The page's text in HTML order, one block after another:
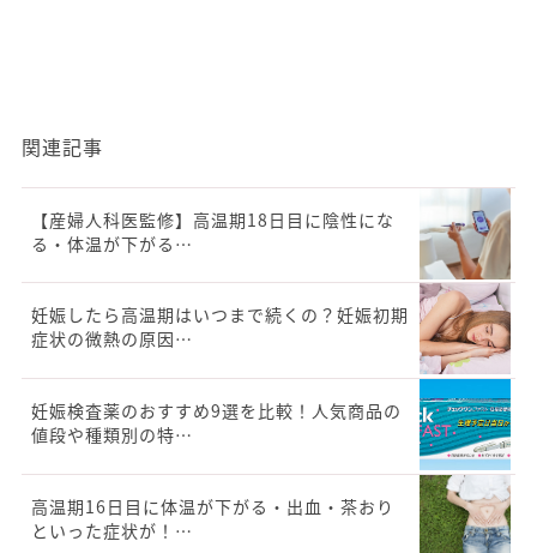
関連記事
【産婦人科医監修】高温期18日目に陰性にな
る・体温が下がる…
妊娠したら高温期はいつまで続くの？妊娠初期
症状の微熱の原因…
妊娠検査薬のおすすめ9選を比較！人気商品の
値段や種類別の特…
高温期16日目に体温が下がる・出血・茶おり
といった症状が！…